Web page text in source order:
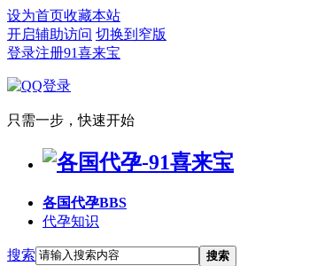
设为首页收藏本站
开启辅助访问 切换到窄版
登录注册91喜来宝
只需一步，快速开始
各国代孕BBS
代孕知识
搜索 搜索